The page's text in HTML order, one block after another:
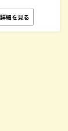
詳細を見る